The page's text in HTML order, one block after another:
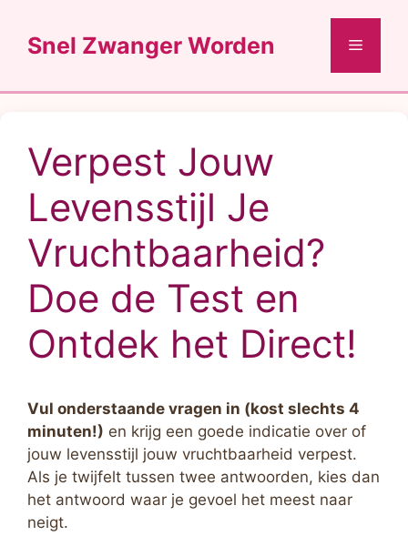
naarSnel Zwanger Worden Menu
Verpest Jouw
Levensstijl Je
Vruchtbaarheid?
Doe de Test en
Ontdek het Direct!
Vul onderstaande vragen in (kost slechts 4
minuten!) en krijg een goede indicatie over of
jouw levensstijl jouw vruchtbaarheid verpest.
Als je twijfelt tussen twee antwoorden, kies dan
het antwoord waar je gevoel het meest naar
neigt.